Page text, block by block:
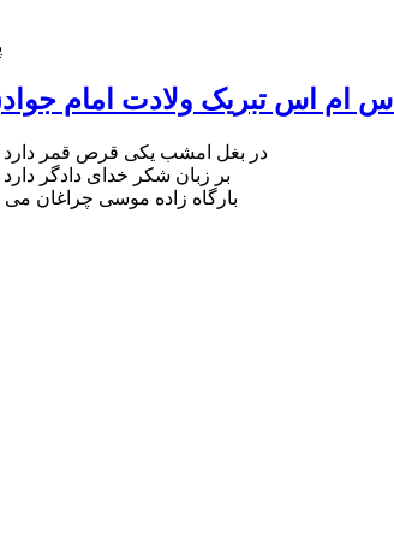
اس ام اس تبریک ولادت امام
در بغل امشب یکى قرص قمر دارد
بر زبان شکر خداى دادگر
بارگاه زاده موسى چراغان